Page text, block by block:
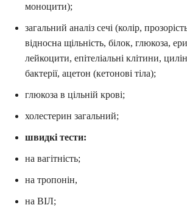
моноцити);
загальний аналіз сечі (колір,
відносна щільність, білок, глюкоза,
лейкоцити, епітеліальні клітини,
бактерії, ацетон (кетонові тіла);
глюкоза в цільній крові;
холестерин загальний;
швидкі тести:
на вагітність;
на тропонін,
на ВІЛ;